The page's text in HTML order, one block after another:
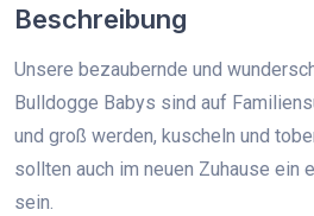
Beschreibung
Unsere bezaubernde und
Bulldogge Babys sind auf
und groß werden, kuscheln und
sollten auch im neuen Zuhause ein
sein.